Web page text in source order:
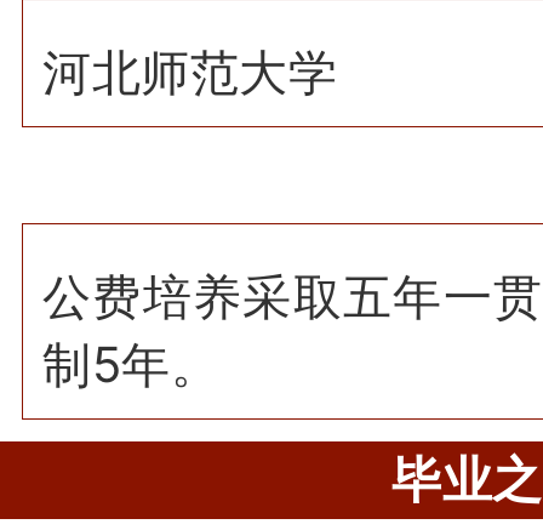
河北师范大学
公费培养采取五年一
制5年。
毕业